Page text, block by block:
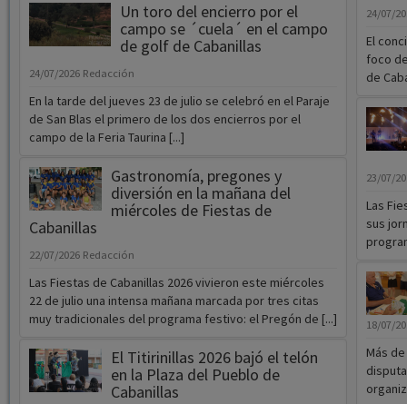
Un toro del encierro por el
campo se ´cuela´ en el campo
de golf de Cabanillas
24/07/2026 Redacción
En la tarde del jueves 23 de julio se celebró en el Paraje
de San Blas el primero de los dos encierros por el
campo de la Feria Taurina [...]
Gastronomía, pregones y
diversión en la mañana del
miércoles de Fiestas de
Cabanillas
22/07/2026 Redacción
Las Fiestas de Cabanillas 2026 vivieron este miércoles
22 de julio una intensa mañana marcada por tres citas
muy tradicionales del programa festivo: el Pregón de [...]
El Titirinillas 2026 bajó el telón
en la Plaza del Pueblo de
Cabanillas
24/07/
El
foco
de
23/07/
Las
sus
18/07/
Más